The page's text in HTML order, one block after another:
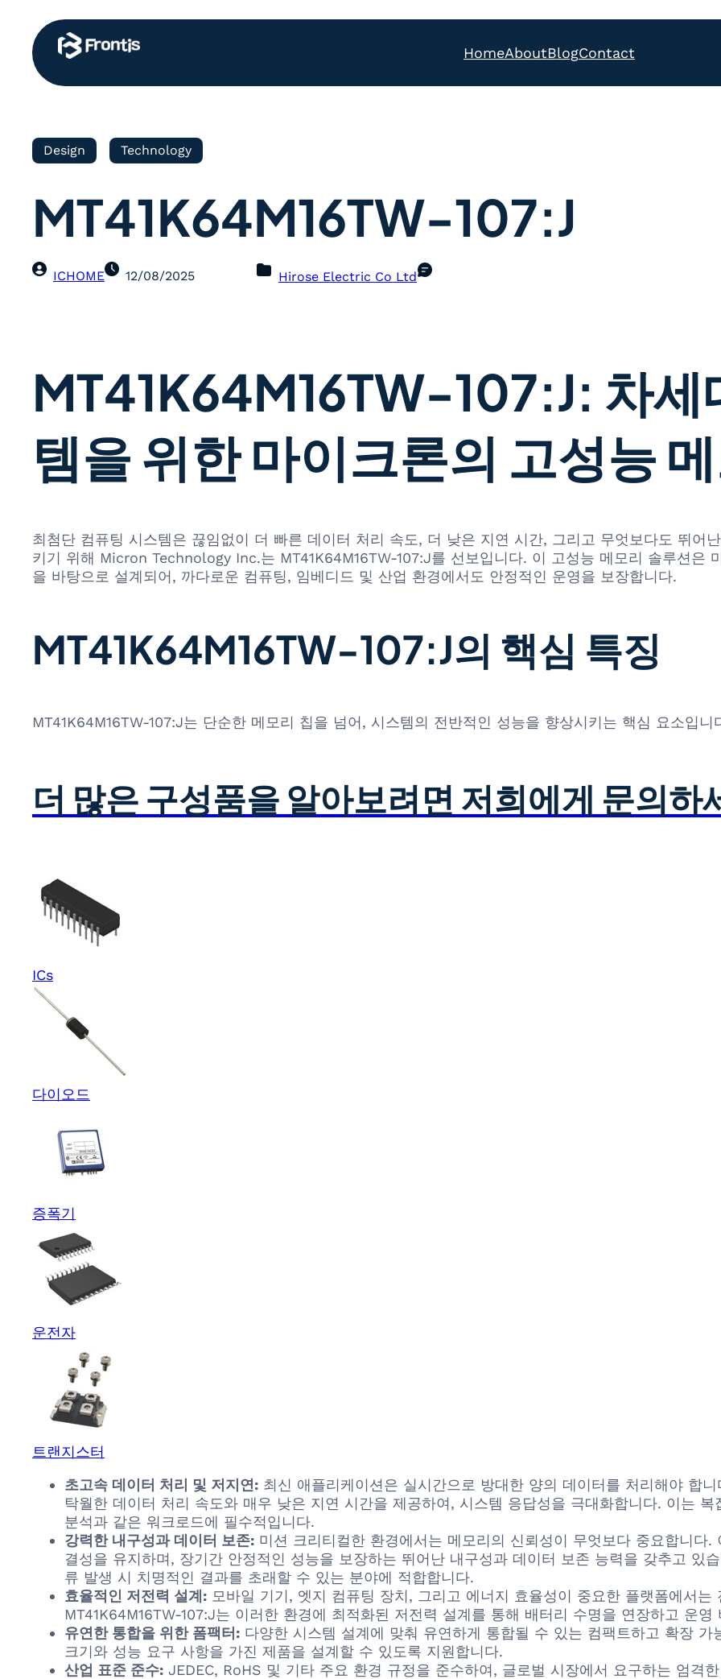
HomeAboutBlogContact
Design Technology
MT41K64M16TW-107:J
ICHOME 12/08/2025 Hirose Electric Co Ltd
MT41K64M16TW-107:J: 차세
템을 위한 마이크론의 고성능
최첨단 컴퓨팅 시스템은 끊임없이 더 빠른 데이터 처리 속도, 더 낮은 지연 시간, 그리고 무엇보다도 뛰어
키기 위해 Micron Technology Inc.는 MT41K64M16TW-107:J를 선보입니다. 이 고성능 메모리 솔루션은
을 바탕으로 설계되어, 까다로운 컴퓨팅, 임베디드 및 산업 환경에서도 안정적인 운영을 보장합니다.
MT41K64M16TW-107:J의 핵심 특징
MT41K64M16TW-107:J는 단순한 메모리 칩을 넘어, 시스템의 전반적인 성능을 향상시키는 핵심 요소입니
더 많은 구성품을 알아보려면 저희에게 문의하
ICs
다이오드
증폭기
운전자
트랜지스터
초고속 데이터 처리 및 저지연: 최신 애플리케이션은 실시간으로 방대한 양의 데이터를 처리해야 합
탁월한 데이터 처리 속도와 매우 낮은 지연 시간을 제공하여, 시스템 응답성을 극대화합니다. 이는
분석과 같은 워크로드에 필수적입니다.
강력한 내구성과 데이터 보존: 미션 크리티컬한 환경에서는 메모리의 신뢰성이 무엇보다 중요합니다
결성을 유지하며, 장기간 안정적인 성능을 보장하는 뛰어난 내구성과 데이터 보존 능력을 갖추고 있
류 발생 시 치명적인 결과를 초래할 수 있는 분야에 적합합니다.
효율적인 저전력 설계: 모바일 기기, 엣지 컴퓨팅 장치, 그리고 에너지 효율성이 중요한 플랫폼에서
MT41K64M16TW-107:J는 이러한 환경에 최적화된 저전력 설계를 통해 배터리 수명을 연장하고 운
유연한 통합을 위한 폼팩터: 다양한 시스템 설계에 맞춰 유연하게 통합될 수 있는 컴팩트하고 확장
크기와 성능 요구 사항을 가진 제품을 설계할 수 있도록 지원합니다.
산업 표준 준수: JEDEC, RoHS 및 기타 주요 환경 규정을 준수하여, 글로벌 시장에서 요구하는 엄격